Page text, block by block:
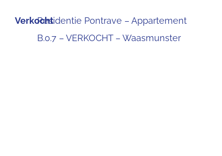
VerkochtResidentie Pontrave – Appartement
B.0.7 – VERKOCHT – Waasmunster